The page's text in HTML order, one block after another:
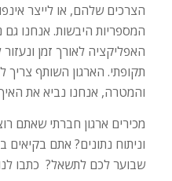
הצרכים שלהם, או לייצר
המספריות היבשות. אנחנו
האפליקציה לאורך זמן
תקופתי. הארגון השותף
והמטרה, אנחנו נביא את
מכירים ארגון חברתי שאתם
וניתוח נתונים? אתם בקיאים
שבוער לכם לתשאל? כתבו